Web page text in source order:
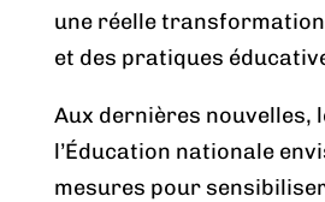
une réelle
et des pratiques
Aux dernières nouvelles,
l’Éducation nationale
mesures pour